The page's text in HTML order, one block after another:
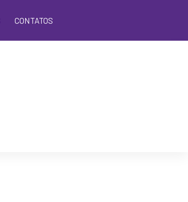
CONTATOS